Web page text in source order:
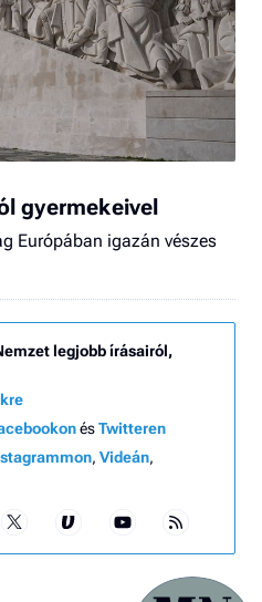
gyermekeivel
Európában igazán vészes
legjobb írásairól,
ésTwitteren
, Videán,